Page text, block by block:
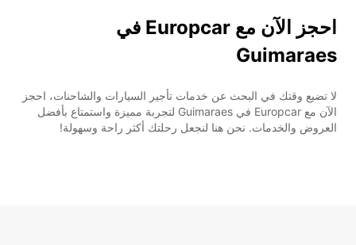
احجز الآن مع Europcar في
Guimaraes
لا تضيع وقتك في البحث عن خدمات تأجير السيارات والشاحنات، احجز
الآن مع Europcar في Guimaraes لتجربة مميزة واستمتاع بأفضل
العروض والخدمات. نحن هنا لنجعل رحلتك أكثر راحة وسهولة!